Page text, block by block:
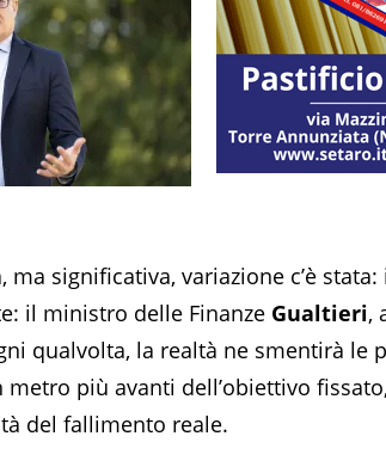
significativa, variazione c’è stata:
il ministro delle Finanze Gualtieri,
qualvolta, la realtà ne smentirà le
più avanti dell’obiettivo
del fallimento reale.